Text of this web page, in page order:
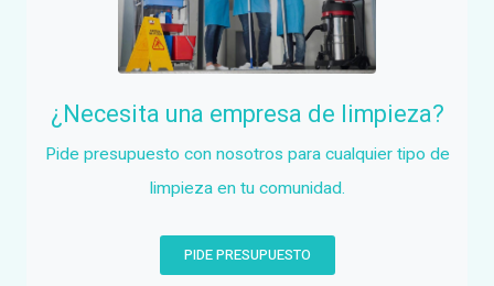
¿Necesita una empresa de limpieza?
Pide presupuesto con nosotros para cualquier tipo de
limpieza en tu comunidad.
PIDE PRESUPUESTO